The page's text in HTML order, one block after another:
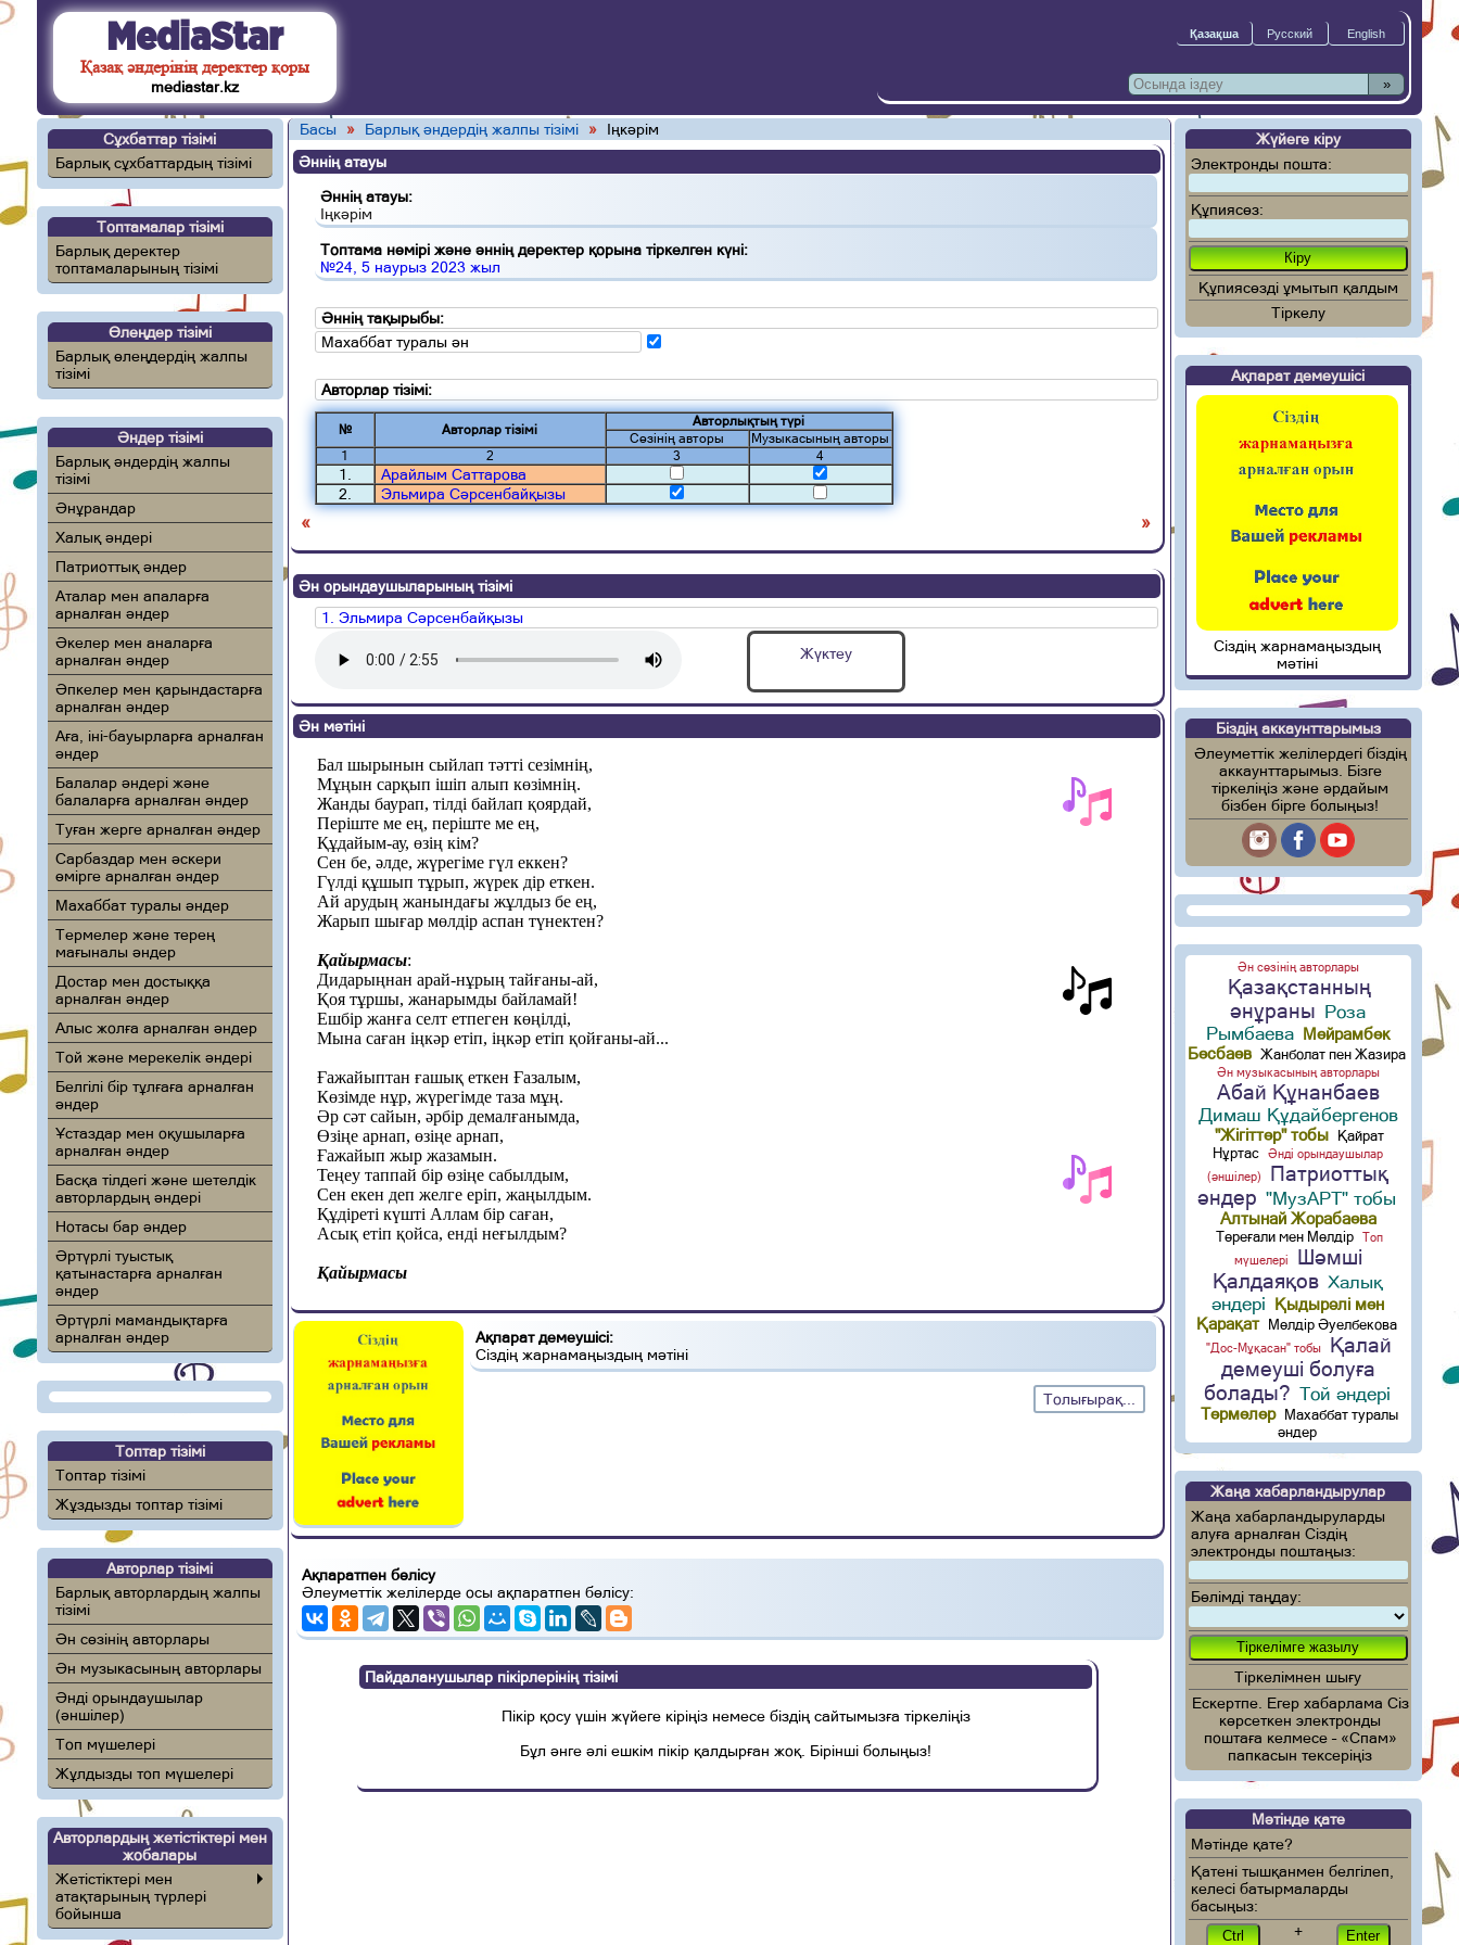
MediaStar
Қазақ әндерінің деректер қоры
mediastar.kz »
Сұхбаттар тізімі
Барлық сұхбаттардың тізімі
Топтамалар тізімі
Барлық деректер
топтамаларының тізімі
Өлеңдер тізімі
Барлық өлеңдердің жалпы
тізімі
Әндер тізімі
Барлық әндердің жалпы
тізімі
Әнұрандар
Халық әндері
Патриоттық әндер
Аталар мен апаларға
арналған әндер
Әкелер мен аналарға
арналған әндер
Әпкелер мен қарындастарға
арналған әндер
Аға, іні-бауырларға арналған
әндер
Балалар әндері және
балаларға арналған әндер
Туған жерге арналған әндер
Сарбаздар мен әскери
өмірге арналған әндер
Махаббат туралы әндер
Термелер және терең
мағыналы әндер
Достар мен достыққа
арналған әндер
Алыс жолға арналған әндер
Той және мерекелік әндері
Белгілі бір тұлғаға арналған
әндер
Ұстаздар мен оқушыларға
арналған әндер
Басқа тілдегі және шетелдік
авторлардың әндері
Нотасы бар әндер
Әртүрлі туыстық
қатынастарға арналған
әндер
Әртүрлі мамандықтарға
арналған әндер
Топтар тізімі
Топтар тізімі
Жұздызды топтар тізімі
Авторлар тізімі
Барлық авторлардың жалпы
тізімі
Ән сөзінің авторлары
Ән музыкасының авторлары
Әнді орындаушылар
(әншілер)
Топ мүшелері
Жұлдызды топ мүшелері
Авторлардың жетістіктері мен
жобалары
Жетістіктері мен
атақтарының түрлері
бойынша
Басы » Барлық әндердің жалпы тізімі »
Іңкәрім
Әннің атауы
Әннің атауы:
Іңкәрім
Топтама нөмірі және әннің деректер қорына тіркелген күні:
№24, 5 наурыз 2023 жыл
Әннің тақырыбы:
Махаббат туралы ән
Авторлар тізімі:
№ Авторлар тізімі
Авторлықтың түрі
Сөзінің авторы
Музыкасының авторы
1
2 3 4
1.
Арайлым Саттарова
2.
Эльмира Сәрсенбайқызы
« »
Ән орындаушыларының тізімі
1. Эльмира Сәрсенбайқызы
Жүктеу
Ән мәтіні
Бал шырынын сыйлап тәтті сезімнің,
Мұңын сарқып ішіп алып көзімнің.
Жанды баурап, тілді байлап қоярдай,
Періште ме ең, періште ме ең,
Құдайым-ау, өзің кім?
Сен бе, әлде, жүрегіме гүл еккен?
Гүлді құшып тұрып, жүрек дір еткен.
Ай арудың жанындағы жұлдыз бе ең,
Жарып шығар мөлдір аспан түнектен?
Қайырмасы:
Дидарыңнан арай-нұрың тайғаны-ай,
Қоя тұршы, жанарымды байламай!
Ешбір жанға селт етпеген көңілді,
Мына саған іңкәр етіп, іңкәр етіп қойғаны-ай...
Ғажайыптан ғашық еткен Ғазалым,
Көзімде нұр, жүрегімде таза мұң.
Әр сәт сайын, әрбір демалғанымда,
Өзіңе арнап, өзіңе арнап,
Ғажайып жыр жазамын.
Теңеу таппай бір өзіңе сабылдым,
Сен екен деп желге еріп, жаңылдым.
Құдіреті күшті Аллам бір саған,
Асық етіп қойса, енді неғылдым?
Қайырмасы
Ақпарат демеушісі:
Сіздің жарнамаңыздың мәтіні
Толығырақ...
Ақпаратпен бөлісу
Әлеуметтік желілерде осы ақпаратпен бөлісу:
Пайдаланушылар пікірлерінің тізімі
Пікір қосу үшін жүйеге кіріңіз немесе біздің сайтымызға тіркеліңіз
Бұл әнге әлі ешкім пікір қалдырған жоқ. Бірінші болыңыз!
Жүйеге кіру
Электронды пошта:
Құпиясөз:
Құпиясөзді ұмытып қалдым
Тіркелу
Ақпарат демеушісі
Сіздің жарнамаңыздың
мәтіні
Біздің аккаунттарымыз
Әлеуметтік желілердегі біздің
аккаунттарымыз. Бізге
тіркеліңіз және әрдайым
бізбен бірге болыңыз!
Ән сөзінің авторлары
Қазақстанның
әнұраны Роза
Рымбаева Мейрамбек
Бесбаев Жанболат пен Жазира
Ән музыкасының авторлары
Абай Құнанбаев
Димаш Құдайбергенов
"Жігіттер" тобы
Қайрат
Нұртас
Әнді орындаушылар
(әншілер)
Патриоттық
әндер "МузАРТ" тобы
Алтынай Жорабаева
Төреғали мен Мөлдір
Топ
мүшелері
Шәмші
Қалдаяқов Халық
әндері Қыдырәлі мен
Қарақат
Мөлдір Әуелбекова
"Дос-Мұқасан" тобы
Қалай
демеуші болуға
болады? Той әндері
Термелер
Махаббат туралы
әндер
Жаңа хабарландырулар
Жаңа хабарландыруларды
алуға арналған Сіздің
электронды поштаңыз:
Бөлімді таңдау:
Тіркелімнен шығу
Ескертпе. Егер хабарлама Сіз
көрсеткен электронды
поштаға келмесе – «Спам»
папкасын тексеріңіз
Мәтінде қате
Мәтінде қате?
Қатені тышқанмен белгілеп,
келесі батырмаларды
басыңыз:
+